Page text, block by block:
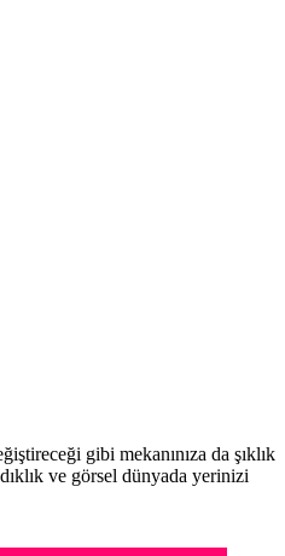
gibi mekanınıza da şıklık
ve görsel dünyada yerinizi